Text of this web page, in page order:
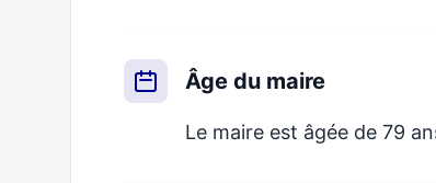
Âge du maire
Le maire est âgée de 79